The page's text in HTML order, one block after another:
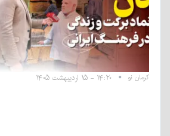
کرمان نو ۱۴:۲۰ - ۱۵ اردیبهشت ۱۴۰۵